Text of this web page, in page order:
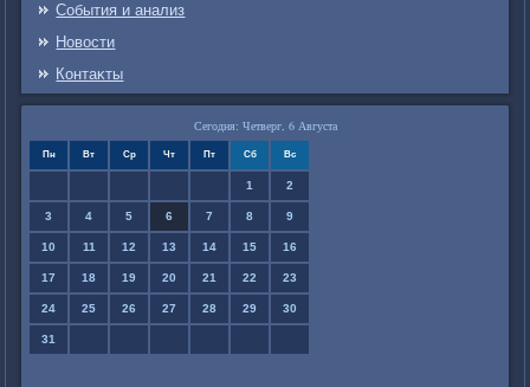
События и анализ
Новости
Контаκты
Сегодня: Четверг, 6 Августа
Пн Вт Ср Чт Пт Сб Вс
1 2
3 4 5 6 7 8 9
10 11 12 13 14 15 16
17 18 19 20 21 22 23
24 25 26 27 28 29 30
31